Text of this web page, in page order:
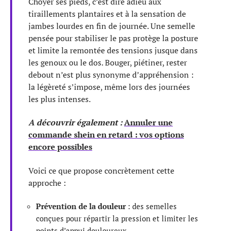
tiraillements plantaires et à la sensation de
jambes lourdes en fin de journée. Une semelle
pensée pour stabiliser le pas protège la posture
et limite la remontée des tensions jusque dans
les genoux ou le dos. Bouger, piétiner, rester
debout n’est plus synonyme d’appréhension :
la légèreté s’impose, même lors des journées
les plus intenses.
A découvrir également :Annuler une
commande shein en retard : vos options
encore possibles
Voici ce que propose concrètement cette
approche :
Prévention de la douleur: des semelles
conçues pour répartir la pression et limiter les